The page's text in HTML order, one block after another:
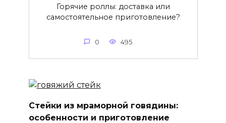
Горячие роллы: доставка или
самостоятельное приготовление?
0 495
Стейки из мраморной говядины:
особенности и приготовление